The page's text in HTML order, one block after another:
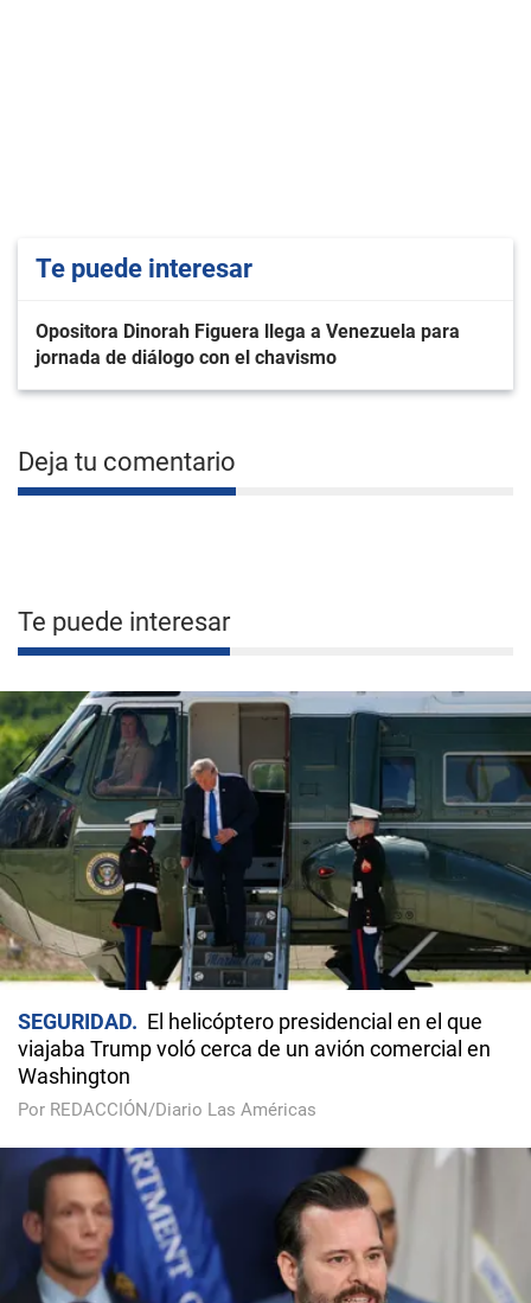
Te puede interesar
Opositora Dinorah Figuera llega a Venezuela para
jornada de diálogo con el chavismo
Deja tu comentario
Te puede interesar
SEGURIDAD
El helicóptero presidencial en el que
viajaba Trump voló cerca de un avión comercial en
Washington
Por REDACCIÓN/Diario Las Américas